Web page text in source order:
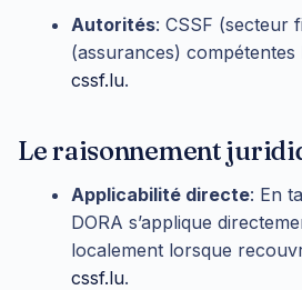
Autorités: CSSF (secteur
(assurances) compétentes
cssf.lu.
Le raisonnement
Applicabilité directe: En
DORA s’applique
localement lorsque
cssf.lu.